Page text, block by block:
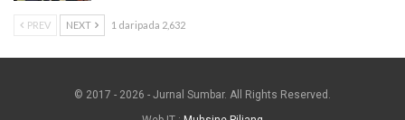
PREV NEXT 1 daripada 2,632
© 2017 - 2026 - Jurnal Sumbar. All Rights Reserved.